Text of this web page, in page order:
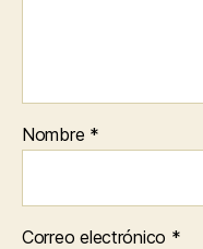
Nombre *
Correo electrónico *